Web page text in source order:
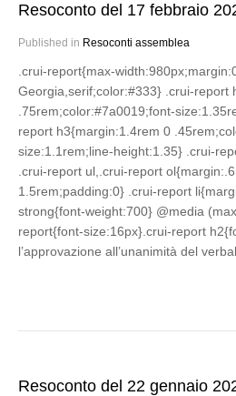
Resoconto del 17 febbraio
Published in Resoconti assemblea
.crui-report{max-
Georgia,serif;color:#333} .crui-report
.75rem;color:#7a0019;font-
report h3{margin:1.4rem 0
size:1.1rem;line-height:1.35} .crui-
.crui-report ul,.crui-report
1.5rem;padding:0} .crui-report
strong{font-weight:700} @media
report{font-size:16px}.crui-report
l’approvazione all’unanimità del
Resoconto del 22 gennaio